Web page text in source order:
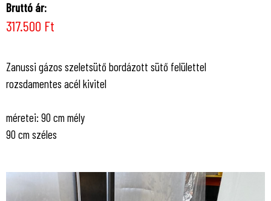
Bruttó ár:
317.500 Ft
Zanussi gázos szeletsütő bordázott sütő felülettel
rozsdamentes acél kivitel
méretei: 90 cm mély
90 cm széles